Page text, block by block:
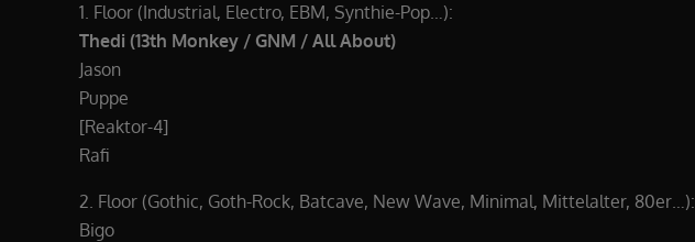
1. Floor (Industrial, Electro, EBM, Synthie-Pop…):
Thedi (13th Monkey / GNM / All About)
Jason
Puppe
[Reaktor-4]
Rafi
2. Floor (Gothic, Goth-Rock, Batcave, New Wave, Minimal, Mittelalter, 80er…):
Bigo